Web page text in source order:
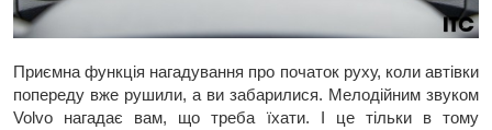
Приємна функція нагадування про початок руху, коли автівки
попереду вже рушили, а ви забарилися. Мелодійним звуком
Volvo нагадає вам, що треба їхати. І це тільки в тому